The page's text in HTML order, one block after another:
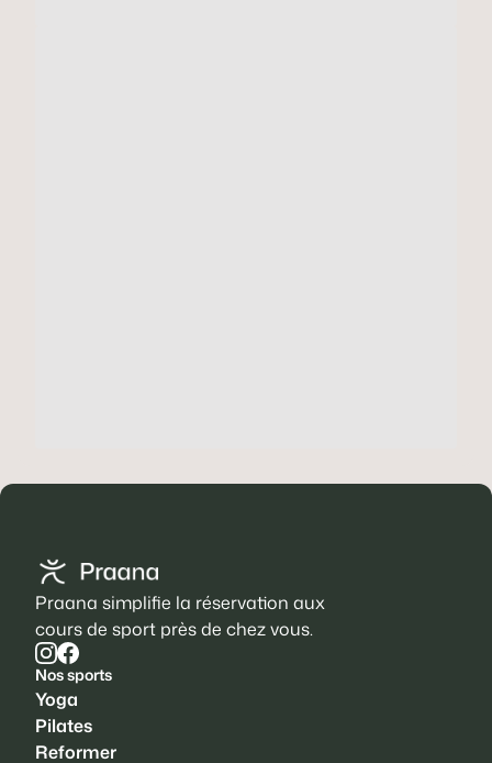
Praana simplifie la réservation aux
cours de sport près de chez vous.
Nos sports
Yoga
Pilates
Reformer